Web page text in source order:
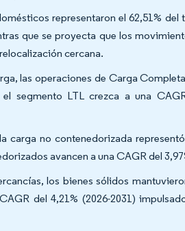
representaron el 62,51%
que se proyecta que los
cercana.
las operaciones de Carga
segmento LTL crezca a una
carga no contenedorizada
avancen a una CAGR del
los bienes sólidos
del 4,21% (2026-2031)